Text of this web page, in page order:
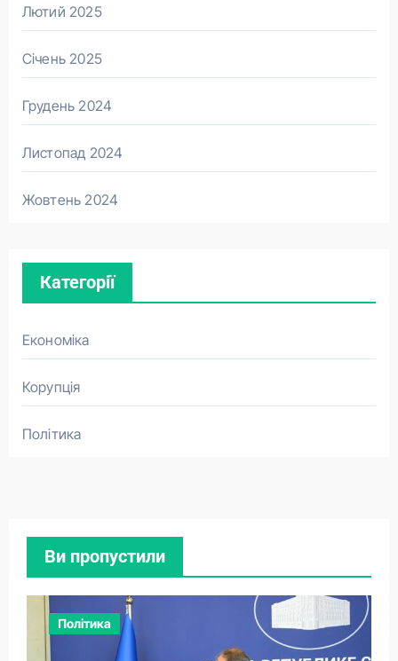
Лютий 2025
Січень 2025
Грудень 2024
Листопад 2024
Жовтень 2024
Категорії
Економіка
Корупція
Політика
Ви пропустили
Політика